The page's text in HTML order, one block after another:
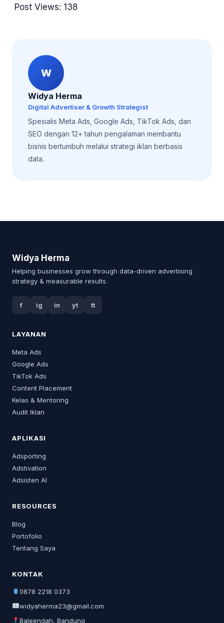
Post Views: 138
W
Widya Herma
Digital Advertiser & Growth Strategist
Spesialis Meta Ads, Google Ads, TikTok Ads, dan
SEO dengan 12+ tahun pengalaman membantu
bisnis bertumbuh melalui strategi iklan berbasis
data.
Widya Herma
Helping businesses grow through data-driven advertising
strategy & measurable results.
f ig in yt tt
LAYANAN
Meta Ads
Google Ads
TikTok Ads
Content Placement
Kelas & Mentoring
Audit Iklan
APLIKASI
Adsporting
Adstivation
Adsisten AI
RESOURCES
Blog
Portofolio
Tentang Saya
KONTAK
0878 2218 0373
widyaherma23@gmail.com
Baleendah, Bandung